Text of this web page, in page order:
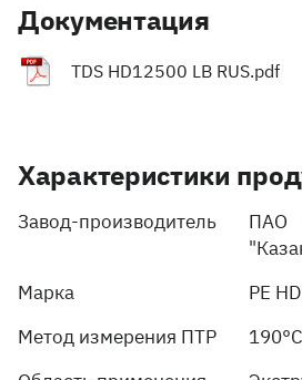
Документация
TDS HD12500 LB RUS.pdf
Характеристики
Завод-производитель
ПАО
Марка
PE
Метод измерения ПТР